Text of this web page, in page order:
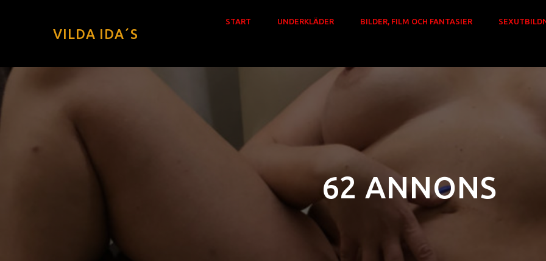
VILDA IDA´S
START UNDERKLÄDER BILDER, FILM OCH FANTASIER
62 ANNONS